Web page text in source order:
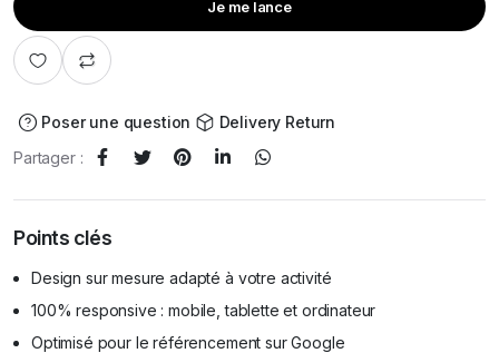
Je me lance
Poser une question
Delivery Return
Partager :
Points clés
Design sur mesure adapté à votre activité
100% responsive : mobile, tablette et ordinateur
Optimisé pour le référencement sur Google